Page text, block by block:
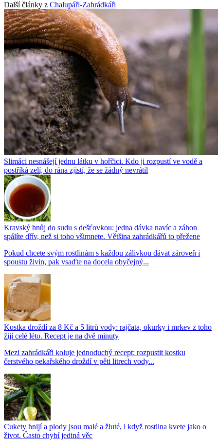
Další články z Chalupáři-Zahrádkáři
Slimáci nesnášejí jednu látku v hořčici. Kdo ji rozpustí ve vodě a
postříká zelí, do rána zjistí, že se žádný nevrátil
Kravský hnůj do sudu s dešťovkou: jedna dávka navíc a záhon
spálíte dřív, než si toho všimnete. Většina zahrádkářů to přežene
Pokud chcete svým rostlinám s každou zálivkou dávat zároveň i
spoustu živin, pak vsaďte na docela obyčejný...
Kostka droždí za 8 Kč a 5 litrů vody: rajčata, okurky i mrkev z toho
žijí celé léto. Recept je na dvě minuty
Mezi zahrádkáři koluje jednoduchý recept: rozpustit kostku
čerstvého pekařského droždí v pěti litrech vody...
Cukety hnijí a plody jsou malé a žluté, i když rostlina kvete jako o
život. Často chybí jediná věc